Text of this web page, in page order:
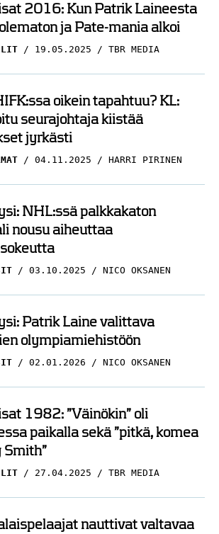
2016: Kun Patrik Laineesta
ja Pate-mania alkoi
19.05.2025 TBR MEDIA
oikein tapahtuu? KL:
seurajohtaja kiistää
jyrkästi
04.11.2025 HARRI PIRINEN
NHL:ssä palkkakaton
nousu aiheuttaa
03.10.2025 NICO OKSANEN
Patrik Laine valittava
olympiamiehistöön
02.01.2026 NICO OKSANEN
1982: ”Väinökin” oli
paikalla sekä ”pitkä, komea
Smith”
27.04.2025 TBR MEDIA
nauttivat valtavaa